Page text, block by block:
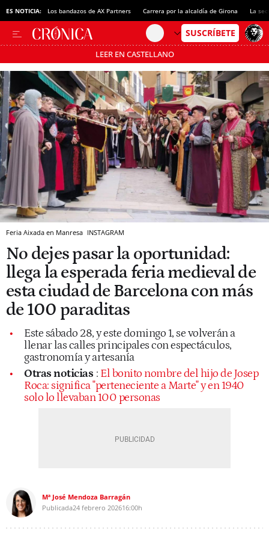
ES NOTICIA: Los bandazos de AX Partners Carrera por la alcaldía de Girona La
LEER EN CASTELLANO
Pásate al MODO AHORRO
Feria Aixada en Manresa INSTAGRAM
No dejes pasar la oportunidad:
llega la esperada feria medieval de
esta ciudad de Barcelona con más
de 100 paraditas
Este sábado 28, y este domingo 1, se volverán a
llenar las calles principales con espectáculos,
gastronomía y artesanía
Otras noticias : El bonito nombre del hijo de Josep
Roca: significa "perteneciente a Marte" y en 1940
solo lo llevaban 100 personas
Mª José Mendoza Barragán
Publicada24 febrero 202616:00h